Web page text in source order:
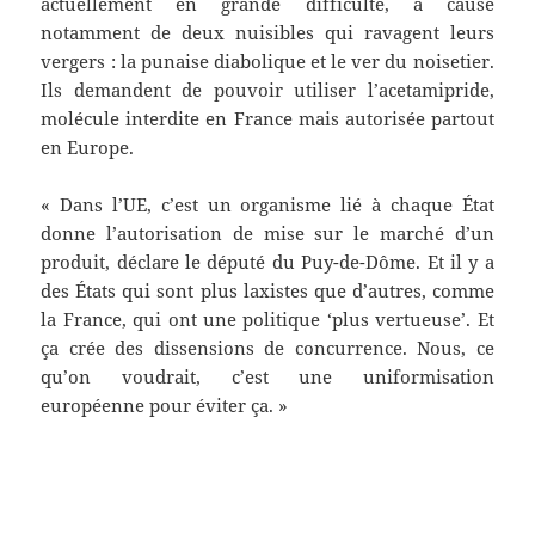
notamment de deux nuisibles qui ravagent leurs
vergers : la punaise diabolique et le ver du noisetier.
Ils demandent de pouvoir utiliser l’acetamipride,
molécule interdite en France mais autorisée partout
en Europe.
« Dans l’UE, c’est un organisme lié à chaque État
donne l’autorisation de mise sur le marché d’un
produit, déclare le député du Puy-de-Dôme. Et il y a
des États qui sont plus laxistes que d’autres, comme
la France, qui ont une politique ‘plus vertueuse’. Et
ça crée des dissensions de concurrence. Nous, ce
qu’on voudrait, c’est une uniformisation
européenne pour éviter ça. »